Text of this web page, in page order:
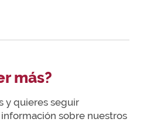
más?
y quieres seguir
sobre nuestros